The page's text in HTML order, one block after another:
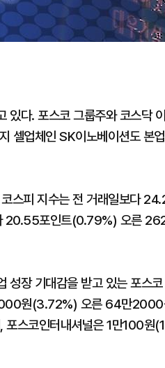
있다. 포스코 그룹주와 코스닥
셀업체인 SK이노베이션도 본
코스피 지수는 전 거래일보다
20.55포인트(0.79%) 오른
성장 기대감을 받고 있는 포스
원(3.72%) 오른 64만2000
스코인터내셔널은 1만100원